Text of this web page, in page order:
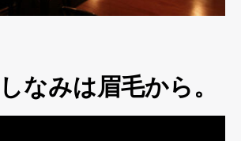
なみは眉毛から。